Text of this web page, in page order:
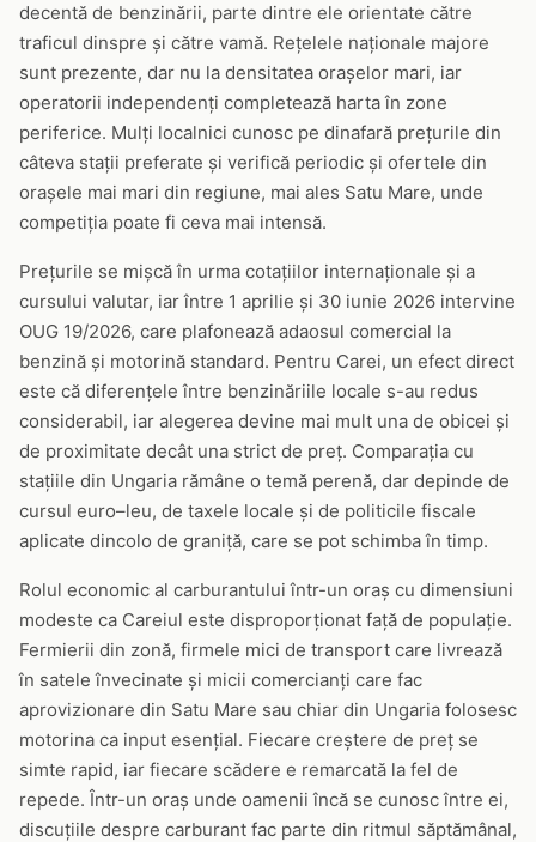
decentă de benzinării, parte dintre ele orientate către
traficul dinspre și către vamă. Rețelele naționale majore
sunt prezente, dar nu la densitatea orașelor mari, iar
operatorii independenți completează harta în zone
periferice. Mulți localnici cunosc pe dinafară prețurile din
câteva stații preferate și verifică periodic și ofertele din
orașele mai mari din regiune, mai ales Satu Mare, unde
competiția poate fi ceva mai intensă.
Prețurile se mișcă în urma cotațiilor internaționale și a
cursului valutar, iar între 1 aprilie și 30 iunie 2026 intervine
OUG 19/2026, care plafonează adaosul comercial la
benzină și motorină standard. Pentru Carei, un efect direct
este că diferențele între benzinăriile locale s-au redus
considerabil, iar alegerea devine mai mult una de obicei și
de proximitate decât una strict de preț. Comparația cu
stațiile din Ungaria rămâne o temă perenă, dar depinde de
cursul euro–leu, de taxele locale și de politicile fiscale
aplicate dincolo de graniță, care se pot schimba în timp.
Rolul economic al carburantului într-un oraș cu dimensiuni
modeste ca Careiul este disproporționat față de populație.
Fermierii din zonă, firmele mici de transport care livrează
în satele învecinate și micii comercianți care fac
aprovizionare din Satu Mare sau chiar din Ungaria folosesc
motorina ca input esențial. Fiecare creștere de preț se
simte rapid, iar fiecare scădere e remarcată la fel de
repede. Într-un oraș unde oamenii încă se cunosc între ei,
discuțiile despre carburant fac parte din ritmul săptămânal,